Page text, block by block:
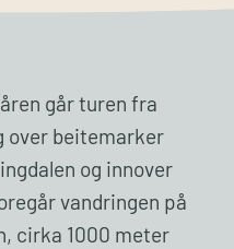
går turen fra
over beitemarker
og innover
vandringen på
cirka 1000 meter